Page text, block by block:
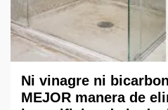
Ni vinagre ni
MEJOR manera de